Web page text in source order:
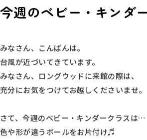
今週のベビー・キンダ
みなさん、こんばんは。
台風が近づいてきています。
みなさん、ロングウッドに来館の際は、
充分にお気をつけてお越しくださいませ。
さて、今週のベビー・キンダークラスは…
色や形が違うボールをお片付け♬